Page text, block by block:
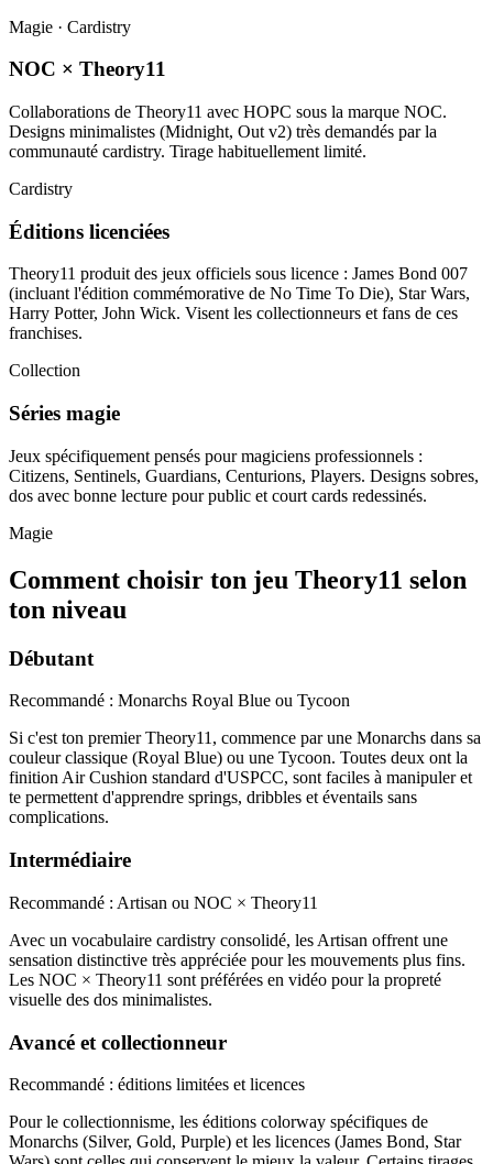
Magie · Cardistry
NOC × Theory11
Collaborations de Theory11 avec HOPC sous la marque NOC.
Designs minimalistes (Midnight, Out v2) très demandés par la
communauté cardistry. Tirage habituellement limité.
Cardistry
Éditions licenciées
Theory11 produit des jeux officiels sous licence : James Bond 007
(incluant l'édition commémorative de No Time To Die), Star Wars,
Harry Potter, John Wick. Visent les collectionneurs et fans de ces
franchises.
Collection
Séries magie
Jeux spécifiquement pensés pour magiciens professionnels :
Citizens, Sentinels, Guardians, Centurions, Players. Designs sobres,
dos avec bonne lecture pour public et court cards redessinés.
Magie
Comment choisir ton jeu Theory11 selon
ton niveau
Débutant
Recommandé : Monarchs Royal Blue ou Tycoon
Si c'est ton premier Theory11, commence par une Monarchs dans sa
couleur classique (Royal Blue) ou une Tycoon. Toutes deux ont la
finition Air Cushion standard d'USPCC, sont faciles à manipuler et
te permettent d'apprendre springs, dribbles et éventails sans
complications.
Intermédiaire
Recommandé : Artisan ou NOC × Theory11
Avec un vocabulaire cardistry consolidé, les Artisan offrent une
sensation distinctive très appréciée pour les mouvements plus fins.
Les NOC × Theory11 sont préférées en vidéo pour la propreté
visuelle des dos minimalistes.
Avancé et collectionneur
Recommandé : éditions limitées et licences
Pour le collectionnisme, les éditions colorway spécifiques de
Monarchs (Silver, Gold, Purple) et les licences (James Bond, Star